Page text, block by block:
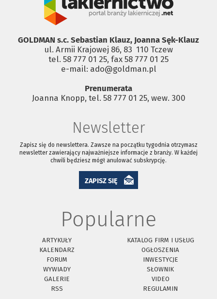
GOLDMAN s.c. Sebastian Klauz, Joanna Sęk-Klauz
ul. Armii Krajowej 86, 83 ­ 110 Tczew
tel. 58 777 01 25, fax 58 777 01 25
e-mail: ado@goldman.pl
Prenumerata
Joanna Knopp, tel. 58 777 01 25, wew. 300
Newsletter
Zapisz się do newslettera. Zawsze na początku tygodnia otrzymasz
newsletter zawierający najważniejsze informacje z branży. W każdej
chwili będziesz mógł anulować subskrypcję.
ZAPISZ SIĘ
Popularne
ARTYKUŁY
KATALOG FIRM I USŁUG
KALENDARZ
OGŁOSZENIA
FORUM
INWESTYCJE
WYWIADY
SŁOWNIK
GALERIE
VIDEO
RSS
REGULAMIN